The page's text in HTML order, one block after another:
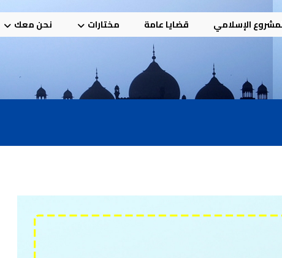
الإسلامي قضايا عامة مختارات نحن معك